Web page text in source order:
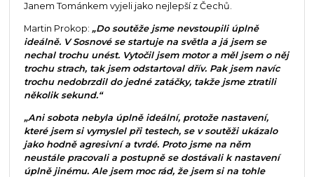
Janem Tománkem vyjeli jako nejlepší z Čechů.
Martin Prokop: „Do soutěže jsme nevstoupili úplně
ideálně. V Sosnové se startuje na světla a já jsem se
nechal trochu unést. Vytočil jsem motor a měl jsem o něj
trochu strach, tak jsem odstartoval dřív. Pak jsem navíc
trochu nedobrzdil do jedné zatáčky, takže jsme ztratili
několik sekund.“
„Ani sobota nebyla úplně ideální, protože nastavení,
které jsem si vymyslel při testech, se v soutěži ukázalo
jako hodně agresivní a tvrdé. Proto jsme na něm
neustále pracovali a postupně se dostávali k nastavení
úplně jinému. Ale jsem moc rád, že jsem si na tohle